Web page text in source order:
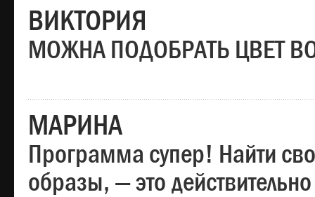
ВИКТОРИЯ
МОЖНА ПОДОБРАТЬ ЦВЕТ
МАРИНА
Программа супер! Найти
образы, — это